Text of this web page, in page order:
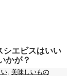
シエビスはいい
かが？
, 美味しいもの